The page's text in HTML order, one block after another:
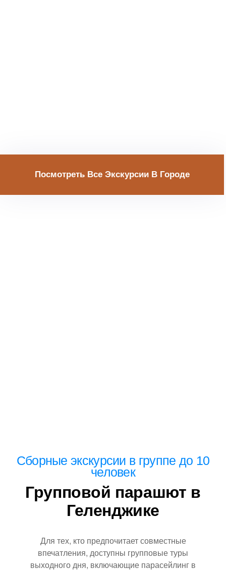
Посмотреть Все Экскурсии В Городе
Сборные экскурсии в группе до 10
человек
Групповой парашют в
Геленджике
Для тех, кто предпочитает совместные
впечатления, доступны групповые туры
выходного дня, включающие парасейлинг в